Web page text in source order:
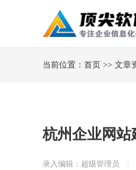
当前位置： 首页 >> 文章
杭州企业网站
录入编辑：超级管理员